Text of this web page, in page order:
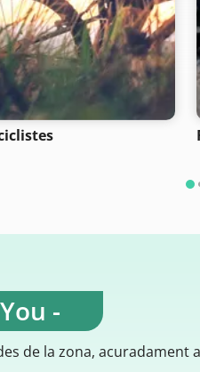
-
de la zona, acuradament